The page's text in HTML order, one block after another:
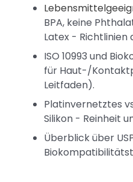
BPA, keine
Latex - Richtlinien
ISO 10993 und
für Haut-/
Leitfaden).
Platinvernetztes
Silikon - Reinheit
Überblick über